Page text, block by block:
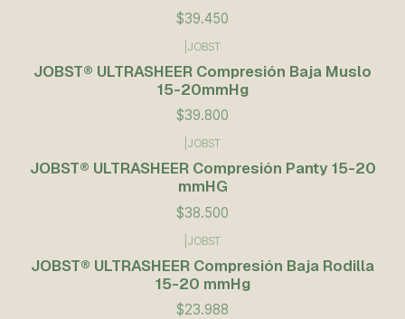
$39.450
JOBST
JOBST® ULTRASHEER Compresión Baja Muslo
15-20mmHg
$39.800
JOBST
JOBST® ULTRASHEER Compresión Panty 15-20
mmHG
$38.500
JOBST
JOBST® ULTRASHEER Compresión Baja Rodilla
15-20 mmHg
$23.988